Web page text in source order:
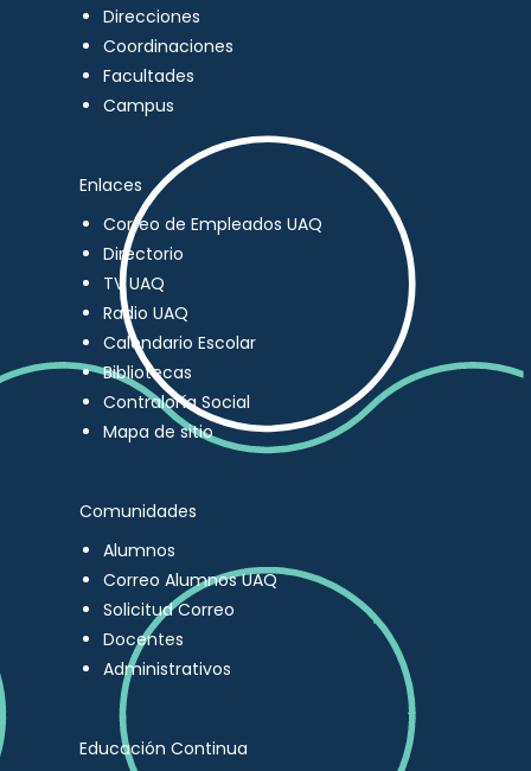
Direcciones
Coordinaciones
Facultades
Campus
Enlaces
Correo de Empleados UAQ
Directorio
TV UAQ
Radio UAQ
Calendario Escolar
Bibliotecas
Contraloría Social
Mapa de sitio
Comunidades
Alumnos
Correo Alumnos UAQ
Solicitud Correo
Docentes
Administrativos
Educación Continua